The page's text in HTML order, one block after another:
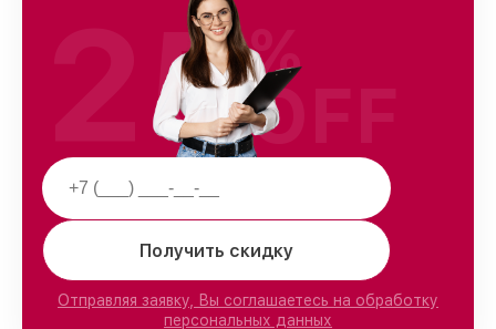
Получить скидку
Отправляя заявку, Вы соглашаетесь на обработку
персональных данных
25%
OFF